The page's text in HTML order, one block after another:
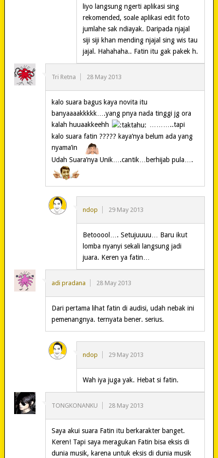
liyo langsung ngerti aplikasi sing
rekomended, soale aplikasi edit foto
jumlahe sak ndiayak. Daripada njajal
siji siji khan mending njajal sing wis tau
jajal. Hahahaha.. Fatin itu gak pakek h.
Tri Retna 28 May 2013
kalo suara bagus kaya novita itu
banyaaaakkkkk….yang pnya nada tinggi jg ora
kalah huuaakkeehh
………..tapi
kalo suara fatin ????? kaya’nya belum ada yang
nyama’in
Udah Suara’nya Unik….cantik…berhijab pula….
ndop 29 May 2013
Betooool…. Setujuuuu… Baru ikut
lomba nyanyi sekali langsung jadi
juara. Keren ya fatin…
adi pradana 28 May 2013
Dari pertama lihat fatin di audisi, udah nebak ini
pemenangnya. ternyata bener. serius.
ndop 29 May 2013
Wah iya juga yak. Hebat si fatin.
TONGKONANKU 28 May 2013
Saya akui suara Fatin itu berkarakter banget.
Keren! Tapi saya meragukan Fatin bisa eksis di
dunia musik, karena untuk eksis di dunia musik